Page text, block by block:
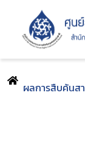
ผลการสืบค้นส